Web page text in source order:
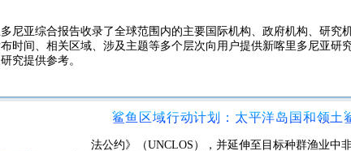
尼亚综合报告收录了全球范围内的主要国际机构、政府机构、研究
时间、相关区域、涉及主题等多个层次向用户提供新喀里多尼亚研
究提供参考。
鲨鱼区域行动计划：太平洋岛国和领土
法公约》（UNCLOS），并延伸至目标种群渔业中